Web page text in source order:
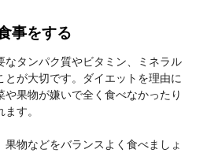
事をする
なタンパク質やビタミン、ミネラル
とが大切です。ダイエットを理由に
果物が嫌いで全く食べなかったり
す。
物などをバランスよく食べましょ